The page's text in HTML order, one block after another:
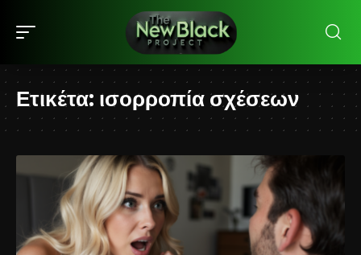
Ετικέτα: ισορροπία σχέσεων